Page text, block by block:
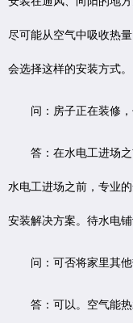
尽可能从空气中吸收热
会选择这样的安装方式。
问：房子正在装修
答：在水电工进场
水电工进场之前，专业
安装解决方案。待水电
问：可否将家里其
答：可以。空气能